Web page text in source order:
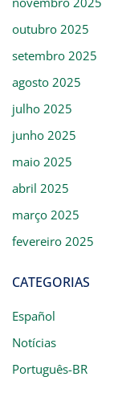
outubro 2025
setembro 2025
agosto 2025
julho 2025
junho 2025
maio 2025
abril 2025
março 2025
fevereiro 2025
CATEGORIAS
Español
Notícias
Português-BR